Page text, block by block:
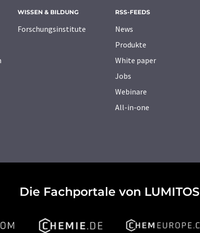
WISSEN & BILDUNG
Forschungsinstitute
RSS-FEEDS
News
Produkte
White paper
Jobs
Webinare
All-in-one
Die Fachportale von LUMITOS